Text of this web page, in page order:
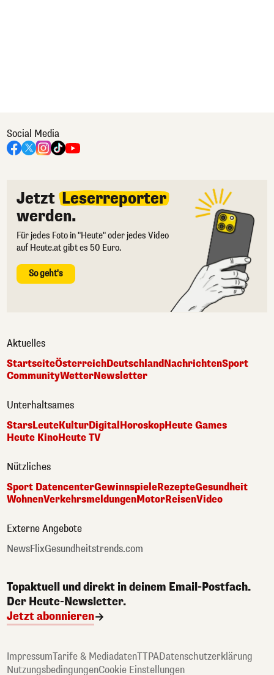
Social Media
Jetzt Leserreporter
werden.
Für jedes Foto in "Heute" oder jedes Video
auf Heute.at gibt es 50 Euro.
So geht's
Aktuelles
StartseiteÖsterreichDeutschlandNachrichtenSport
CommunityWetterNewsletter
Unterhaltsames
StarsLeuteKulturDigitalHoroskopHeute Games
Heute KinoHeute TV
Nützliches
Sport DatencenterGewinnspieleRezepteGesundheit
WohnenVerkehrsmeldungenMotorReisenVideo
Externe Angebote
NewsFlixGesundheitstrends.com
Topaktuell und direkt in deinem Email-Postfach.
Der Heute-Newsletter.
Jetzt abonnieren
ImpressumTarife & MediadatenTTPADatenschutzerklärung
NutzungsbedingungenCookie Einstellungen